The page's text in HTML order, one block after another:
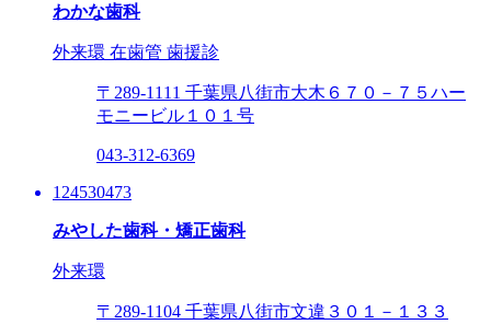
わかな歯科
外来環 在歯管 歯援診
〒289-1111 千葉県八街市大木６７０－７５ハー
モニービル１０１号
043-312-6369
124530473
みやした歯科・矯正歯科
外来環
〒289-1104 千葉県八街市文違３０１－１３３